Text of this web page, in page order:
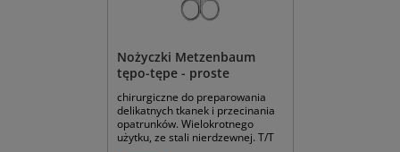
Nożyczki Metzenbaum
tępo-tępe - proste
chirurgiczne do preparowania
delikatnych tkanek i przecinania
opatrunków. Wielokrotnego
użytku, ze stali nierdzewnej. T/T